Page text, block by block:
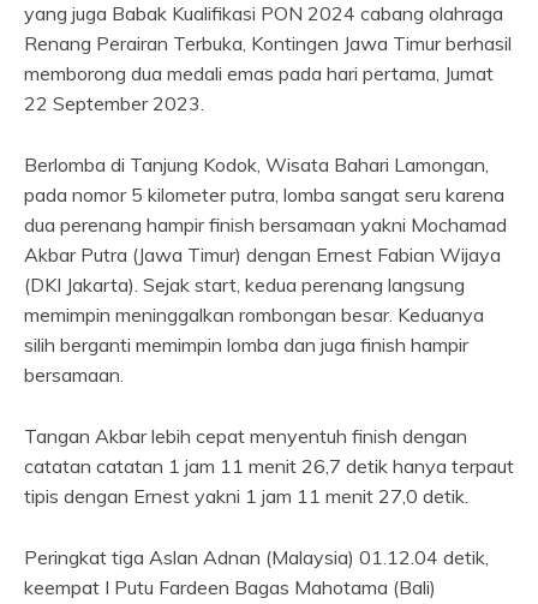
yang juga Babak Kualifikasi PON 2024 cabang olahraga
Renang Perairan Terbuka, Kontingen Jawa Timur berhasil
memborong dua medali emas pada hari pertama, Jumat
22 September 2023.
Berlomba di Tanjung Kodok, Wisata Bahari Lamongan,
pada nomor 5 kilometer putra, lomba sangat seru karena
dua perenang hampir finish bersamaan yakni Mochamad
Akbar Putra (Jawa Timur) dengan Ernest Fabian Wijaya
(DKI Jakarta). Sejak start, kedua perenang langsung
memimpin meninggalkan rombongan besar. Keduanya
silih berganti memimpin lomba dan juga finish hampir
bersamaan.
Tangan Akbar lebih cepat menyentuh finish dengan
catatan catatan 1 jam 11 menit 26,7 detik hanya terpaut
tipis dengan Ernest yakni 1 jam 11 menit 27,0 detik.
Peringkat tiga Aslan Adnan (Malaysia) 01.12.04 detik,
keempat I Putu Fardeen Bagas Mahotama (Bali)